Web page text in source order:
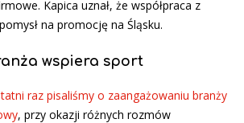
Kapica uznał, że współpraca z
na promocję na Śląsku.
wspiera sport
raz pisaliśmy o zaangażowaniu branży
, przy okazji różnych rozmów